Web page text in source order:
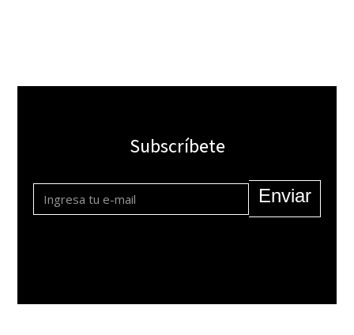
Subscríbete
Enviar